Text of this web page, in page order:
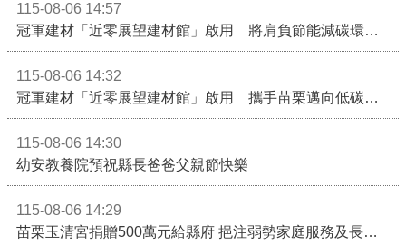
115-08-06 14:57
冠軍建材「近零展望建材館」啟用 將肩負節能減碳環境教育重任
115-08-06 14:32
冠軍建材「近零展望建材館」啟用 攜手苗栗邁向低碳建築新未來
115-08-06 14:30
幼安教養院預祝縣長爸爸父親節快樂
115-08-06 14:29
苗栗玉清宮捐贈500萬元給縣府 挹注弱勢家庭服務及長照醫療資源